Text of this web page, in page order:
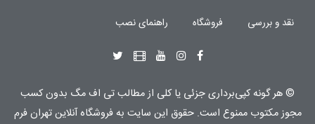
نقد و بررسی فروشگاه راهنمای نصب
© هر گونهکپی‌برداری جزئی یا کلی از مطالب تی اف مگ بدون کسب
مجوز مکتوبممنوع است. حقوق این سایت بهفروشگاه آنلاین تهران فرم